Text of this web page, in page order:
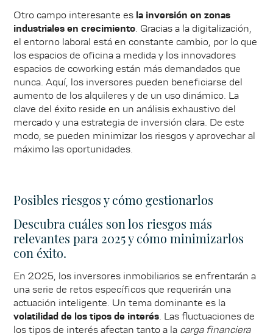
Otro campo interesante es la inversión en zonas
industriales en crecimiento. Gracias a la digitalización,
el entorno laboral está en constante cambio, por lo que
los espacios de oficina a medida y los innovadores
espacios de coworking están más demandados que
nunca. Aquí, los inversores pueden beneficiarse del
aumento de los alquileres y de un uso dinámico. La
clave del éxito reside en un análisis exhaustivo del
mercado y una estrategia de inversión clara. De este
modo, se pueden minimizar los riesgos y aprovechar al
máximo las oportunidades.
Posibles riesgos y cómo gestionarlos
Descubra cuáles son los riesgos más
relevantes para 2025 y cómo minimizarlos
con éxito.
En 2025, los inversores inmobiliarios se enfrentarán a
una serie de retos específicos que requerirán una
actuación inteligente. Un tema dominante es la
volatilidad de los tipos de interés. Las fluctuaciones de
los tipos de interés afectan tanto a la carga financiera